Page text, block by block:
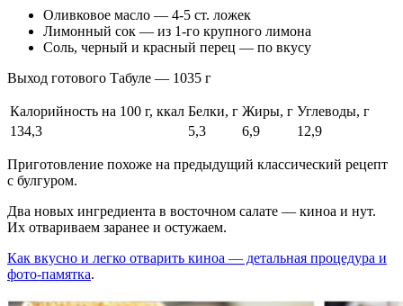
Оливковое масло — 4-5 ст. ложек
Лимонный сок — из 1-го крупного лимона
Соль, черный и красный перец — по вкусу
Выход готового Табуле — 1035 г
Калорийность на 100 г, ккал Белки, г Жиры, г Углеводы, г
134,3
5,3 6,9 12,9
Приготовление похоже на предыдущий классический рецепт
с булгуром.
Два новых ингредиента в восточном салате — киноа и нут.
Их отвариваем заранее и остужаем.
Как вкусно и легко отварить киноа — детальная процедура и
фото-памятка.